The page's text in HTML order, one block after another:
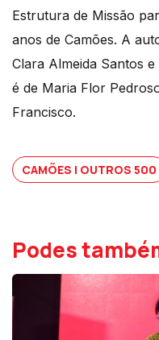
Estrutura de Missão
anos de Camões. A
Clara Almeida Santos
é de Maria Flor
Francisco.
CAMÕES | OUTROS 500
Podes